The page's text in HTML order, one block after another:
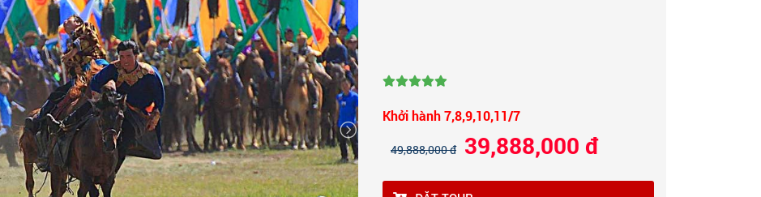
Khởi hành 7,8,9,10,11/7
49,888,000 đ 39,888,000 đ